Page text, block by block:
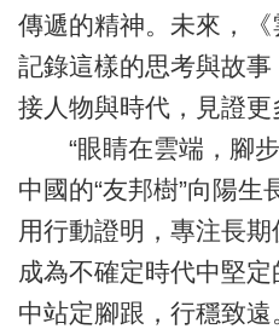
傳遞的精神。未來，
記錄這樣的思考與故
接人物與時代，見證更
“眼睛在雲端，腳步
中國的“友邦樹”向陽
用行動證明，專注長
成為不確定時代中堅
中站定腳跟，行穩致遠